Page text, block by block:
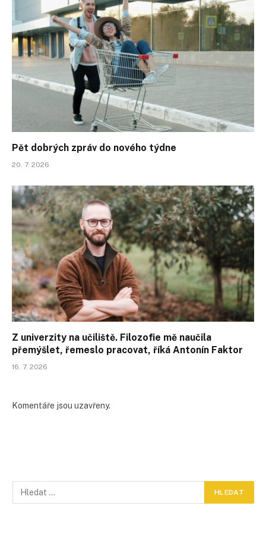
Pět dobrých zpráv do nového týdne
20. 7. 2026
Z univerzity na učiliště. Filozofie mě naučila
přemýšlet, řemeslo pracovat, říká Antonín Faktor
16. 7. 2026
Komentáře jsou uzavřeny.